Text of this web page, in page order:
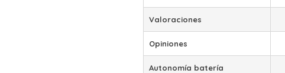
Valoraciones
Opiniones
Autonomía batería